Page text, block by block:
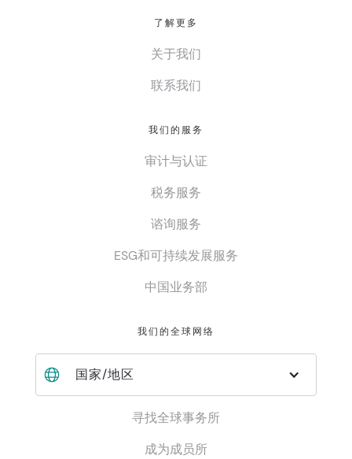
了解更多
关于我们
联系我们
我们的服务
审计与认证
税务服务
谘询服务
ESG和可持续发展服务
中国业务部
我们的全球网络
国家/地区
寻找全球事务所
成为成员所